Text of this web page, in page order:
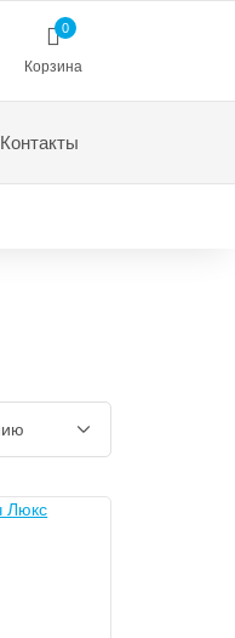
0
Корзина
Контакты